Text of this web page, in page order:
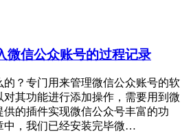
微信公众账号的过程记录
的？专门用来管理微信公众账号的软
对其功能进行添加操作，需要用到微
供的插件实现微信公众号丰富的功
中，我们已经安装完毕微…